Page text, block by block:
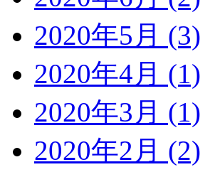
2020年5月 (3)
2020年4月 (1)
2020年3月 (1)
2020年2月 (2)